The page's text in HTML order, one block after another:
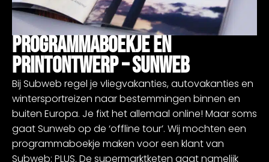
Programmaboekje En
Printontwerp – Sunweb
Bij Subweb regel je vliegvakanties, autovakanties en
wintersportreizen naar bestemmingen binnen en
buiten Europa. Je fixt het allemaal online! Maar soms
gaat Sunweb op de ‘offline tour’. Wij mochten een
programmaboekje maken voor een klant van
Subweb: PLUS. De supermarktketen gaat namelijk